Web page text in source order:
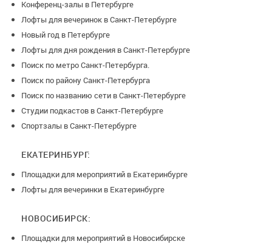
Конференц-залы в Петербурге
Лофты для вечеринок в Санкт-Петербурге
Новый год в Петербурге
Лофты для дня рождения в Санкт-Петербурге
Поиск по метро Санкт-Петербурга.
Поиск по району Санкт-Петербурга
Поиск по названию сети в Санкт-Петербурге
Студии подкастов в Санкт-Петербурге
Спортзалы в Санкт-Петербурге
ЕКАТЕРИНБУРГ:
Площадки для мероприятий в Екатеринбурге
Лофты для вечеринки в Екатеринбурге
НОВОСИБИРСК:
Площадки для мероприятий в Новосибирске